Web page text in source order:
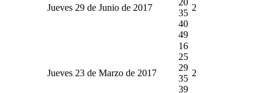
Jueves 29 de Junio de 2017
35
40
49
2
Jueves 23 de Marzo de 2017
16
25
29
35
39
2